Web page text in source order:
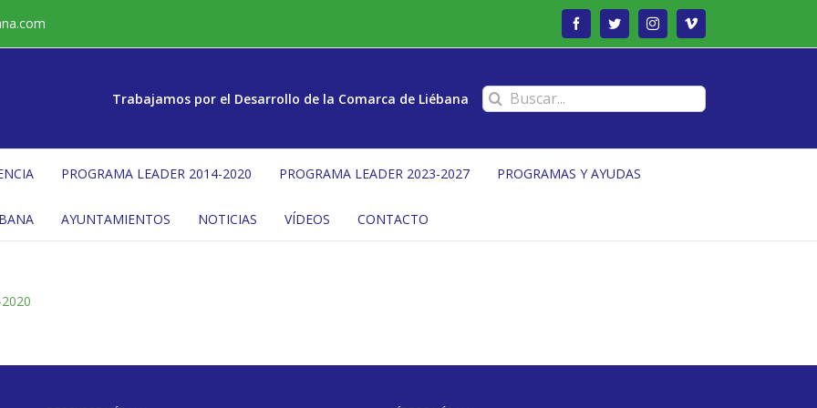
FacebookTwitterInstagramVimeo
Trabajamos por el Desarrollo de la Comarca de Liébana Buscar:
PROGRAMA LEADER 2014-2020 PROGRAMA LEADER 2023-2027 PROGRAMAS Y AYUDAS
AYUNTAMIENTOS NOTICIAS VÍDEOS CONTACTO